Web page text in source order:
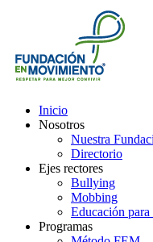
Inicio
Nosotros
Nuestra
Directorio
Ejes rectores
Bullying
Mobbing
Educación para
Programas